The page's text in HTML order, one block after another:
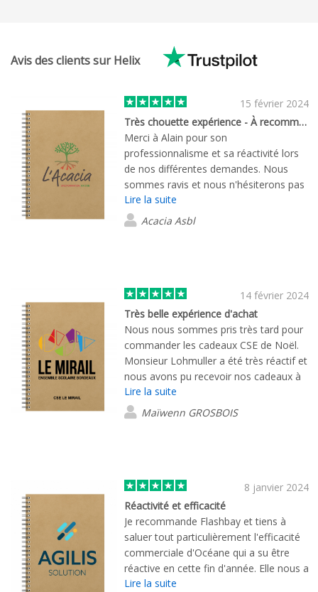
Avis des clients sur Helix
15 février 2024
Très chouette expérience - À recommander
Merci à Alain pour son
professionnalisme et sa réactivité lors
de nos différentes demandes. Nous
sommes ravis et nous n'hésiterons pas
à revenir vers Flashbay pour nos futures
commandes. À noter également que la
Lire la suite
Acacia Asbl
14 février 2024
Très belle expérience d'achat
Nous nous sommes pris très tard pour
commander les cadeaux CSE de Noël.
Monsieur Lohmuller a été très réactif et
nous avons pu recevoir nos cadeaux à
temps. Il nous a tenu informé tout au
long de la procédure, par mail ou
Lire la suite
Maïwenn GROSBOIS
8 janvier 2024
Réactivité et efficacité
Je recommande Flashbay et tiens à
saluer tout particulièrement l'efficacité
commerciale d'Océane qui a su être
réactive en cette fin d'année. Elle nous a
accompagné dans le choix des produits
Lire la suite